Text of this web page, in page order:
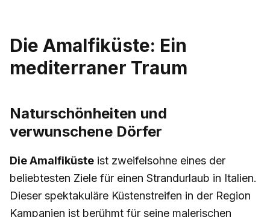
Die Amalfiküste: Ein
mediterraner Traum
Naturschönheiten und
verwunschene Dörfer
Die Amalfiküste ist zweifelsohne eines der
beliebtesten Ziele für einen Strandurlaub in Italien.
Dieser spektakuläre Küstenstreifen in der Region
Kampanien ist berühmt für seine malerischen